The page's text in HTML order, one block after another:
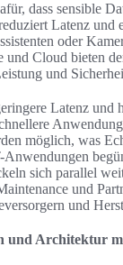
dass sensible
Latenz und
oder
Cloud bieten
und
Latenz und
möglich, was
sich parallel
und
und
und Architektur